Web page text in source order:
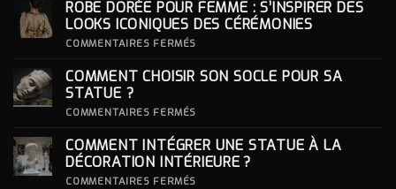
ROBE DORÉE POUR FEMME : S’INSPIRER DES
LOOKS ICONIQUES DES CÉRÉMONIES
COMMENTAIRES FERMÉS
POUR
ICONIQUES
DES
CÉRÉMONIES
COMMENT CHOISIR SON SOCLE POUR SA
STATUE ?
COMMENTAIRES FERMÉS
SON
SOCLE
POUR
COMMENT INTÉGRER UNE STATUE À LA
DÉCORATION INTÉRIEURE ?
COMMENTAIRES FERMÉS